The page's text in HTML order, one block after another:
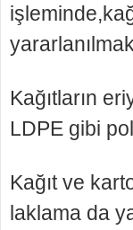
Kağıtların
LDPE gibi
Kağıt ve
laklama da